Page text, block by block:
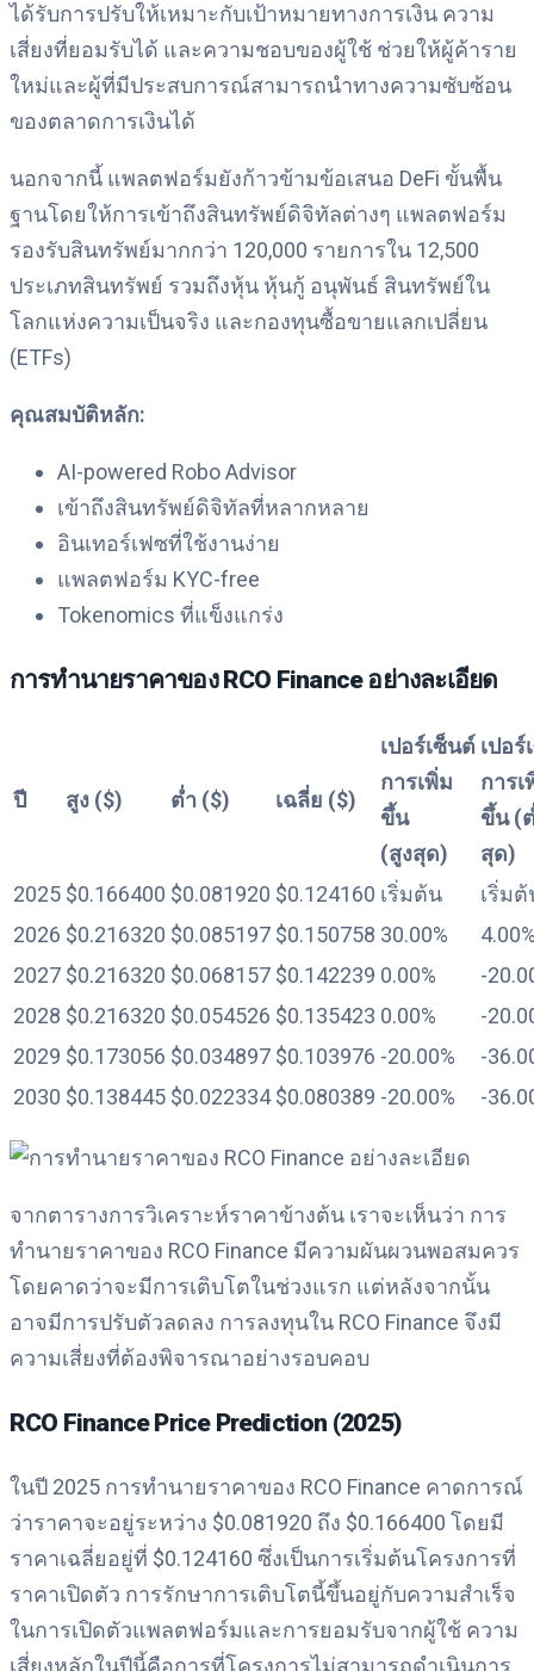
ได้รับการปรับให้เหมาะกับเป้าหมายทางการเงิน ความ
เสี่ยงที่ยอมรับได้ และความชอบของผู้ใช้ ช่วยให้ผู้ค้าราย
ใหม่และผู้ที่มีประสบการณ์สามารถนำทางความซับซ้อน
ของตลาดการเงินได้
นอกจากนี้ แพลตฟอร์มยังก้าวข้ามข้อเสนอ DeFi ขั้นพื้น
ฐานโดยให้การเข้าถึงสินทรัพย์ดิจิทัลต่างๆ แพลตฟอร์ม
รองรับสินทรัพย์มากกว่า 120,000 รายการใน 12,500
ประเภทสินทรัพย์ รวมถึงหุ้น หุ้นกู้ อนุพันธ์ สินทรัพย์ใน
โลกแห่งความเป็นจริง และกองทุนซื้อขายแลกเปลี่ยน
(ETFs)
คุณสมบัติหลัก:
AI-powered Robo Advisor
เข้าถึงสินทรัพย์ดิจิทัลที่หลากหลาย
อินเทอร์เฟซที่ใช้งานง่าย
แพลตฟอร์ม KYC-free
Tokenomics ที่แข็งแกร่ง
การทำนายราคาของ RCO Finance อย่างละเอียด
ปี สูง ($) ต่ำ ($) เฉลี่ย ($)
เปอร์เซ็นต์
การเพิ่ม
ขึ้น
(สูงสุด)
เปอร์
การเ
ขึ้น (
สุด)
2025 $0.166400 $0.081920 $0.124160 เริ่มต้น
เริ่ม
2026 $0.216320 $0.085197 $0.150758 30.00%
2027 $0.216320 $0.068157 $0.142239 0.00%
-
2028 $0.216320 $0.054526 $0.135423 0.00%
-
2029 $0.173056 $0.034897 $0.103976 -20.00%
-
2030 $0.138445 $0.022334 $0.080389 -20.00% -
จากตารางการวิเคราะห์ราคาข้างต้น เราจะเห็นว่า การ
ทำนายราคาของ RCO Finance มีความผันผวนพอสมควร
โดยคาดว่าจะมีการเติบโตในช่วงแรก แต่หลังจากนั้น
อาจมีการปรับตัวลดลง การลงทุนใน RCO Finance จึงมี
ความเสี่ยงที่ต้องพิจารณาอย่างรอบคอบ
RCO Finance Price Prediction (2025)
ในปี 2025 การทำนายราคาของ RCO Finance คาดการณ์
ว่าราคาจะอยู่ระหว่าง $0.081920 ถึง $0.166400 โดยมี
ราคาเฉลี่ยอยู่ที่ $0.124160 ซึ่งเป็นการเริ่มต้นโครงการที่
ราคาเปิดตัว การรักษาการเติบโตนี้ขึ้นอยู่กับความสำเร็จ
ในการเปิดตัวแพลตฟอร์มและการยอมรับจากผู้ใช้ ความ
เสี่ยงหลักในปีนี้คือการที่โครงการไม่สามารถดำเนินการ